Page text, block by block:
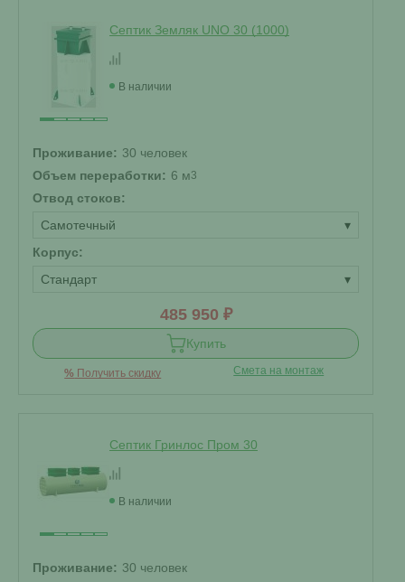
Септик Земляк UNO 30 (1000)
В наличии
Проживание: 30 человек
Объем переработки: 6 м3
Отвод стоков:
Самотечный
▾
Корпус:
Стандарт
▾
485 950 ₽
Купить
% Получить скидку Смета на монтаж
Септик Гринлос Пром 30
В наличии
Проживание: 30 человек